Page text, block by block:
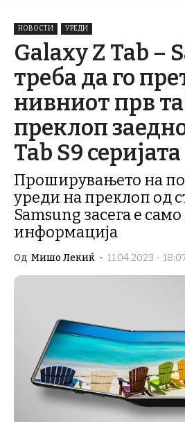
НОВОСТИ УРЕДИ
Galaxy Z Tab –
треба да го
нивниот прв
преклоп
Tab S9 серијата
Проширувањето на
уреди на преклоп од
Samsung засега е
информација
Од Мишо Лекиќ - 11.04.2023 -